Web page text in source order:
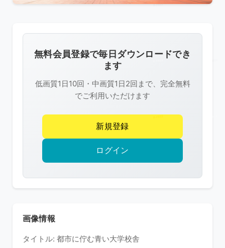
像
は
R-
FREE
作
権
護
い
無料会員登録で毎日ダウンロードでき
ます
低画質1日10回・中画質1日2回まで、完全無料
でご利用いただけます
新規登録
ログイン
画像情報
タイトル: 都市に佇む青い大学校舎